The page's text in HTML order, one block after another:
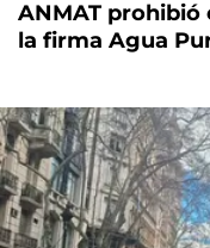
ANMAT prohibió
la firma Agua